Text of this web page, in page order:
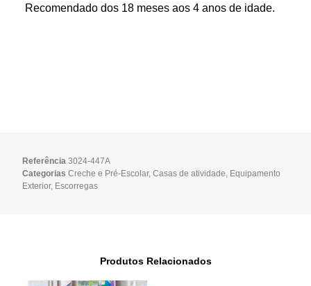
Recomendado dos 18 meses aos 4 anos de idade.
Referência3024-447A
Categorias Creche e Pré-Escolar,Casas de atividade, Equipamento
Exterior, Escorregas
Produtos Relacionados